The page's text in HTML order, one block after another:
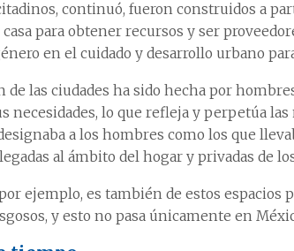
continuó, fueron construidos a
casa para obtener recursos y ser
en el cuidado y desarrollo urbano
de las ciudades ha sido hecha por
necesidades, lo que refleja y perpetúa
a los hombres como los que
al ámbito del hogar y privadas de
ejemplo, es también de estos espacios
y esto no pasa únicamente en